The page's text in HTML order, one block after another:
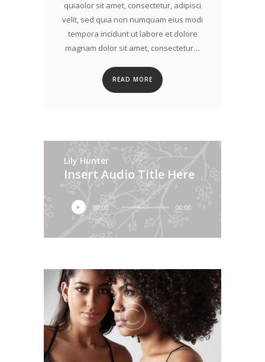
quiaolor sit amet, consectetur, adipisci
velit, sed quia non numquam eius modi
tempora incidunt ut labore et dolore
magnam dolor sit amet, consectetur…
READ MORE
Lily Hunter
Insert Audio Title Here
Audio
Player
00:00 00:00